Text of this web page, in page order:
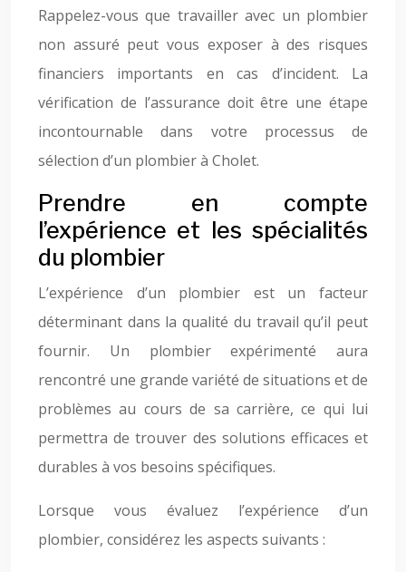
Rappelez-vous que travailler avec un plombier
non assuré peut vous exposer à des risques
financiers importants en cas d’incident. La
vérification de l’assurance doit être une étape
incontournable dans votre processus de
sélection d’un plombier à Cholet.
Prendre en compte
l’expérience et les spécialités
du plombier
L’expérience d’un plombier est un facteur
déterminant dans la qualité du travail qu’il peut
fournir. Un plombier expérimenté aura
rencontré une grande variété de situations et de
problèmes au cours de sa carrière, ce qui lui
permettra de trouver des solutions efficaces et
durables à vos besoins spécifiques.
Lorsque vous évaluez l’expérience d’un
plombier, considérez les aspects suivants :